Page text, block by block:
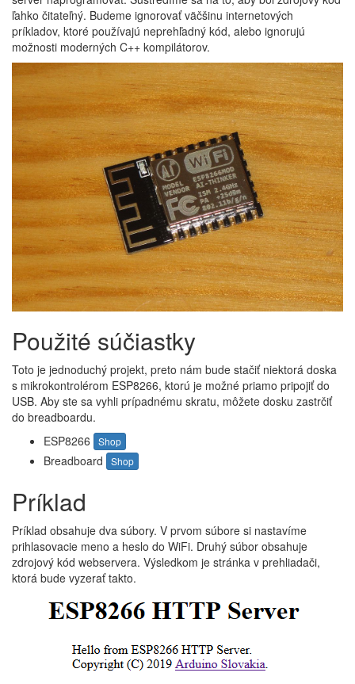
ľahko čitateľný. Budeme ignorovať väčšinu internetových
príkladov, ktoré používajú neprehľadný kód, alebo ignorujú
možnosti moderných C++ kompilátorov.
Použité súčiastky
Toto je jednoduchý projekt, preto nám bude stačiť niektorá doska
s mikrokontrolérom ESP8266, ktorú je možné priamo pripojiť do
USB. Aby ste sa vyhli prípadnému skratu, môžete dosku zastrčiť
do breadboardu.
ESP8266
Shop
Breadboard Shop
Príklad
Príklad obsahuje dva súbory. V prvom súbore si nastavíme
prihlasovacie meno a heslo do WiFi. Druhý súbor obsahuje
zdrojový kód webservera. Výsledkom je stránka v prehliadači,
ktorá bude vyzerať takto.